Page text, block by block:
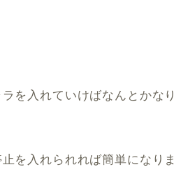
を入れていけばなんとかなり
を入れられれば簡単になりま